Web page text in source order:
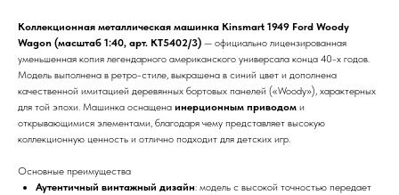
Коллекционная металлическая машинка Kinsmart 1949 Ford Woody
Wagon (масштаб 1:40, арт. KT5402/3) — официально лицензированная
уменьшенная копия легендарного американского универсала конца 40-х годов.
Модель выполнена в ретро-стиле, выкрашена в синий цвет и дополнена
качественной имитацией деревянных бортовых панелей («Woody»), характерных
для той эпохи. Машинка оснащена инерционным приводом и
открывающимися элементами, благодаря чему представляет высокую
коллекционную ценность и отлично подходит для детских игр.
Основные преимущества
Аутентичный винтажный дизайн: модель с высокой точностью передает